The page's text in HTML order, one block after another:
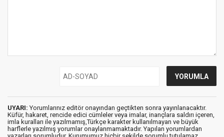
UYARI: Yorumlarınız editör onayından geçtikten sonra yayınlanacaktır.
Küfür, hakaret, rencide edici cümleler veya imalar, inançlara saldırı içeren,
imla kuralları ile yazılmamış,Türkçe karakter kullanılmayan ve büyük
harflerle yazılmış yorumlar onaylanmamaktadır. Yapılan yorumlardan